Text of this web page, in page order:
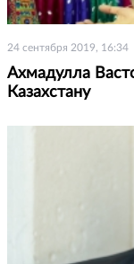
24 сентября 2019, 16:34
Ахмадулла
Казахстану